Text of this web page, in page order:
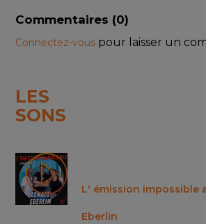
Commentaires (0)
Connectez-vous pour laisser un
LES
SONS
L' émission impossible
Eberlin